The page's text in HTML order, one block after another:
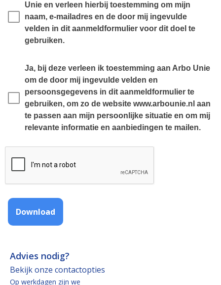
Unie en verleen hierbij toestemming om mijn
naam, e-mailadres en de door mij ingevulde
velden in dit aanmeldformulier voor dit doel te
gebruiken.
Ja, bij deze verleen ik toestemming aan Arbo Unie
om de door mij ingevulde velden en
persoonsgegevens in dit aanmeldformulier te
gebruiken, om zo de website www.arbounie.nl aan
te passen aan mijn persoonlijke situatie en om mij
relevante informatie en aanbiedingen te mailen.
Download
Advies nodig?
Bekijk onze contactopties
Op werkdagen zijn we